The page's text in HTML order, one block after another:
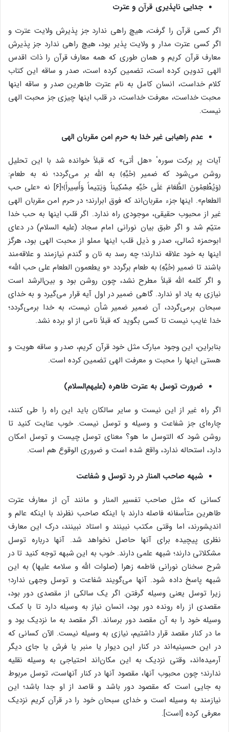
جدایی ناپذیری قرآن و عترت
اگر کسی قرآن را گرفت، هیچ راهی ندارد جز پذیرش ولایت عترت و
اگر کسی عترت مدار و ولایت پذیر بود، هیچ راهی ندارد جز پذیرش
معارف قرآن کریم و همان طوری که همه معارف قرآن را ذات اقدس
الهی تدوین کرده است، تضمین کرده است، صدر و ساقه این کتاب
کلام خداست، انسان کامل به نام عترت طاهرین صدر و ساقه اینها
محبت خداست، معرفت خداست، در قلب اینها چیزی جز محبت الهی
نیست.
عدم راهیابی غیر خدا به حرم امن مقربان الهی
آیات پر برکت سورهٴ «هل أتی» که قبلاً خوانده شد با این تحلیل
روشن می‌شود که ضمیر ﴿حُبِّهِ﴾ به الله بر می‌گردد؛ نه به طعام:
﴿وَیُطْعِمُونَ الطَّعَامَ عَلَی حُبِّهِ مِسْکِیناً وَیَتِیماً وَأَسِیراً﴾؛[۶] نه «علی حب
الطعام». اینها جزء مقربان‌اند که فوق ابرارند؛ در حرم امن مقربان الهی
غیر از محبوب حقیقی، موجودی راه ندارد. اگر قلب اینها به حب خدا
متیّم شد و اگر طبق بیان نورانی امام سجاد (علیه السلام) در دعای
ابوحمزه ثمالی، صدر و ذیل قلب اینها مملو از محبت الهی بود، هرگز
اینها به خود علاقه ندارند؛ چه رسد به نان و گندم نیازمند و علاقه‌مند
باشند تا ضمیر ﴿حُبِّهِ﴾ به طعام برگردد «و یطعمون الطعام علی حب الله»
و اگر کلمه الله قبلاً مطرح نشد، چون روشن بود و بین‌الرشد است
نیازی به یاد او ندارد. گاهی ضمیر در اول آیه قرار می‌گیرد و به خدای
سبحان برمی‌گردد، آن ضمیر ضمیر شأن نیست، به خدا برمی‌گردد؛
خدا غایب نیست تا کسی بگوید که قبلاً نامی از او برده نشد.
بنابراین، این وجود مبارک مثل خود قرآن کریم، صدر و ساقه هویت و
هستی اینها را محبت و معرفت الهی تضمین کرده است.
ضرورت توسل به عترت طاهره (علیهم‌السلام)
اگر راه غیر از این نیست و سایر سالکان باید این راه را طی کنند،
چاره‌ای جز شفاعت و وسیله و توسل نیست. خوب عنایت کنید تا
روشن شود که التوسل ما هو؟ معنای توسل چیست و توسل امکان
دارد، استحاله ندارد، واقع شده است و ضروری الوقوع هم است.
شبهه صاحب المنار در رد توسل و شفاعت
کسانی که مثل صاحب تفسیر المنار و مانند آن از معارف عترت
طاهرین متأسفانه فاصله دارند با اینکه صاحب نظرند با اینکه عالم و
اندیشورند، اما وقتی مکتب نبینند و استاد نبینند، درک این معارف
نظری پیچیده برای آنها حاصل نخواهد شد. آنها درباره توسل
مشکلاتی دارند؛ شبهه علمی دارند. خوب به این شبهه توجه کنید تا در
شرح سخنان نورانی فاطمه زهرا (صلوات الله و سلامه علیها) به این
شبهه پاسخ داده شود. آنها می‌گویند شفاعت و توسل وجهی ندارد؛
زیرا توسل یعنی وسیله گرفتن. اگر یک سالکی از مقصدی دور بود،
مقصدی از راه رونده دور بود، انسان نیاز به وسیله دارد تا با کمک
وسیله خود را به آن مقصد دور برساند. اگر مقصد به ما نزدیک بود و
ما در کنار مقصد قرار داشتیم، نیازی به وسیله نیست. الآن کسانی که
در این حسینیه‌اند در کنار این دیوار یا منبر یا فرش یا جای دیگر
آرمیده‌اند، وقتی نزدیک به این مکان‌اند احتیاجی به وسیله نقلیه
ندارند؛ چون محبوب آنها، مقصود آنها در کنار آنهاست، توسل مربوط
به جایی است که مقصود دور باشد و قاصد از او جدا باشد؛ این
نیازمند به وسیله است و خدای سبحان خود را در قرآن کریم نزدیک
معرفی کرده [است].